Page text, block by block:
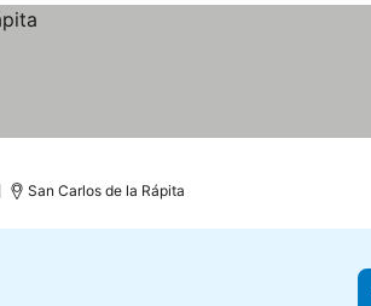
San Carlos de la Rápita